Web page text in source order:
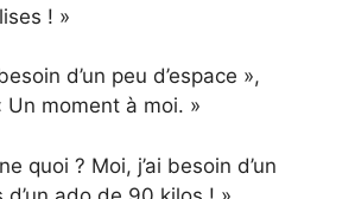
! »
d’un peu d’espace »,
moment à moi. »
quoi ? Moi, j’ai besoin d’un